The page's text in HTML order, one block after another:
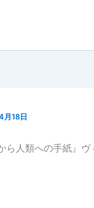
月18日
ら人類への手紙』